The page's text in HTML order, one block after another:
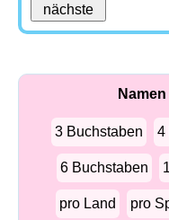
3 Buchstaben 4
6 Buchstaben
pro Land pro